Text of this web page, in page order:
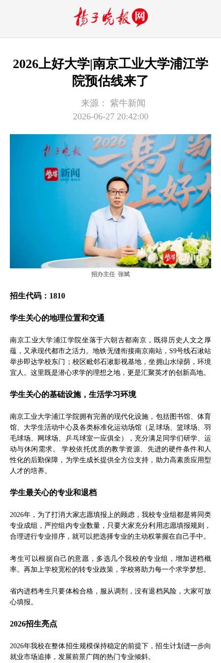
2026上好大学|南京工业大学浦江学
院预估线来了
来源：
紫牛新闻
2026-06-27 20:42:00
招办主任 张斌
招生代码：1810
学生关心的地理位置和交通
南京工业大学浦江学院坐落于六朝古都南京，既得历史人文之厚
蕴，又承现代都市之活力。地铁无缝衔接南京南站，S9号线石湫站
举步即达学校东门；校区毗邻石湫影视基地，坐拥山水绿荫，环境
宜人。这里既是潜心求学的理想之地，更是汇聚英才的创新高地。
学生关心的基础设施，生活学习环境
南京工业大学浦江学院拥有完善的现代化设施，包括图书馆、体育
馆、大学生活动中心及各类标准化运动场馆（足球场、篮球场、羽
毛球场、网球场、乒乓球室一应俱全），充分满足同学们研学、运
动与休闲需求。 学校依托优质的教学资源、先进的硬件条件和人
性化的后勤保障，为学生成长提供全方位支持，助力高素质应用型
人才的培养。
学生最关心的专业和退档
2026年，为了打消大家志愿填报上的顾虑，我校专业组都是将同类
专业成组，严控组内专业数量，只要大家充分利用志愿填报规则，
合理进行专业排序，就可以把选择专业的主动权掌握在自己手中。
考生可以根据自己的意愿，多选几个我校的专业组，增加进档概
率。再加上学校宽松的转专业政策，学校将助力每一个求学梦想。
省内进档考生只要体检合格，服从调剂，没有退档风险，大家可放
心填报。
2026招生亮点
2026年我校在整体招生规模保持稳定的前提下，招生计划进一步向
就业市场追捧，发展前景广阔的热门专业倾斜。